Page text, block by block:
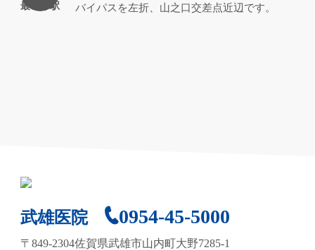
最寄り駅
バイパスを左折、山之口交差点近辺です。
武雄医院 0954-45-5000
〒849-2304佐賀県武雄市山内町大野7285-1